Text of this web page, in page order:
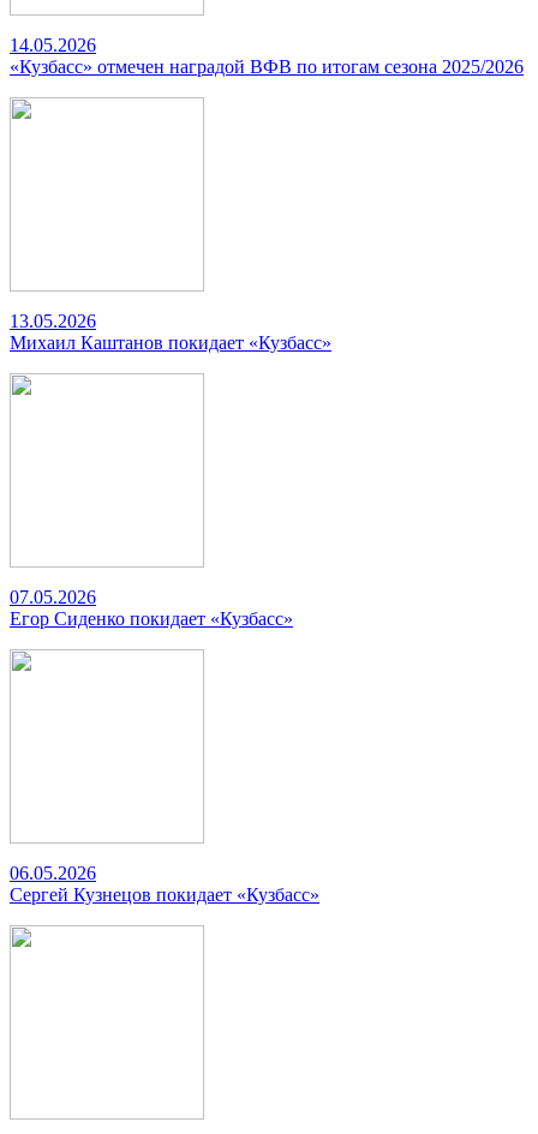
14.05.2026
«Кузбасс» отмечен наградой ВФВ по итогам сезона 2025/2026
13.05.2026
Михаил Каштанов покидает «Кузбасс»
07.05.2026
Егор Сиденко покидает «Кузбасс»
06.05.2026
Сергей Кузнецов покидает «Кузбасс»